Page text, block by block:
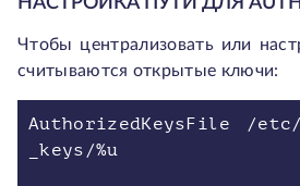
Чтобы централизовать или
считываются открытые ключи:
AuthorizedKeysFile /
_keys/%u